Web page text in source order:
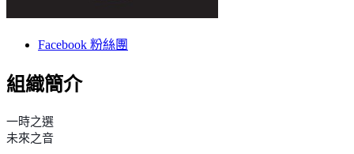
Facebook 粉絲團
組織簡介
一時之選
未來之音